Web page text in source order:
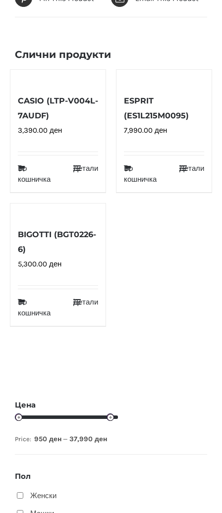
Слични продукти
CASIO (LTP-V004L-
7AUDF)
3,390.00 ден
Во
кошничка
Детали
ESPRIT
(ES1L215M0095)
7,990.00 ден
Во
кошничка
Детали
BIGOTTI (BGT0226-
6)
5,300.00 ден
Во
кошничка
Детали
Цена
Price: 950 ден — 37,990 ден
Пол
Женски